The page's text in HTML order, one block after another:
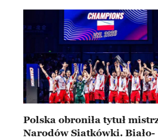
Polska obroniła tytuł
Narodów Siatkówki. Biało-